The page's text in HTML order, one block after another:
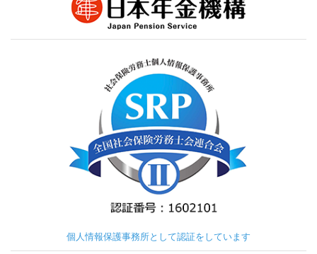
個人情報保護事務所として認証をしています